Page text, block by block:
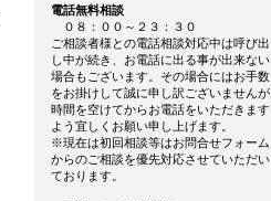
電話無料相談
０８：００～２３：３０
ご相談者様との電話相談対応中は呼び出
し中が続き、お電話に出る事が出来ない
場合もございます。その場合にはお手数
をお掛けして誠に申し訳ございませんが
時間を空けてからお電話をいただきます
よう宜しくお願い申し上げます。
※現在は初回相談等はお問合せフォーム
からのご相談を優先対応させていただい
ております。